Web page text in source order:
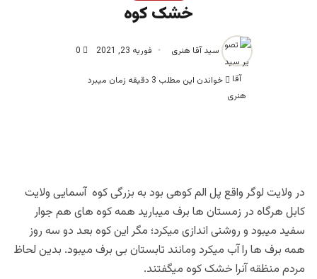
خشک کوه
سید آقا هنری فوریه 23, 2021 0
خواندن این مطلب 3 دقیقه زمان میبرد
در ولایت لوگر واقع پل الم کوهی بود به بزرگی کوه آسمایی ولایت
کابل هرگاه در زمستان ها برف میبارید همه کوه های هم جوار
سفید میبود و روشنی اندازی میکرد؛ مگر این کوه بعد دو سه روز
همه برف ها را آب میکرد ومانند تابستان بی برف میبود. بدین لحاظ
مردم منظقه آنرا خشک کوه میگفتند.